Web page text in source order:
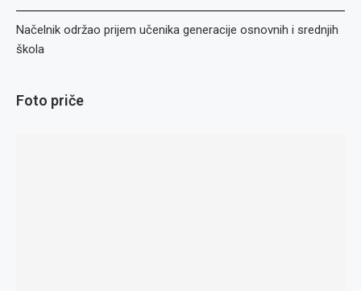
Načelnik održao prijem učenika generacije osnovnih i srednjih
škola
Foto priče